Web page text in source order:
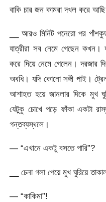
বাকি চার জন কামরা দখল করে
__ আরও মিনিট পনেরো পর
যাত্রীরা সব নেমে গেছেন
করে দিয়ে নেমে গেলেন। দরজার
অবধি। যদি কোনো সঙ্গী পাই।
আশাহত হয়ে জানলার দিকে মুখ
যেটুকু চোখে পড়ে ফাঁকা একটা
গন্তব্যস্থলে।
— “এখানে একটু বসতে পারি”?
__ চেনা গলা পেয়ে মুখ ঘুরিয়ে
— “কাকিমা”!